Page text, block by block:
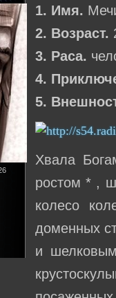
1. Имя.
2. Возраст.
3. Раса.
4.
5.
Хвала
ростом * ,
колесо
доменных
и